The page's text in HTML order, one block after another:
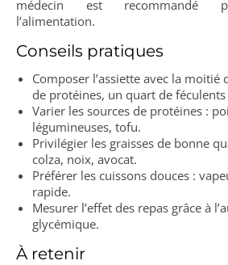
médecin est recommandé
l’alimentation.
Conseils pratiques
Composer l’assiette avec la moitié
de protéines, un quart de féculents
Varier les sources de protéines :
légumineuses, tofu.
Privilégier les graisses de bonne
colza, noix, avocat.
Préférer les cuissons douces :
rapide.
Mesurer l’effet des repas grâce à
glycémique.
À retenir